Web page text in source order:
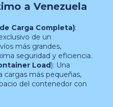
a Venezuela
Carga Completa):
de un
más grandes,
seguridad y eficiencia.
Load): Una
cargas más pequeñas,
del contenedor con